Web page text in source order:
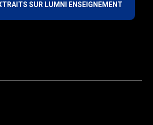
SUR LUMNI ENSEIGNEMENT